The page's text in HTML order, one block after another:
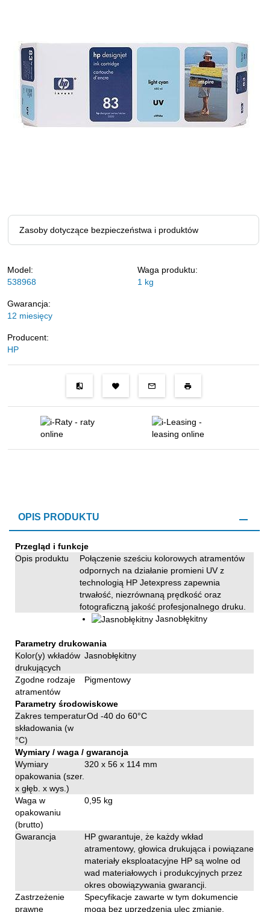
Zasoby dotyczące bezpieczeństwa i produktów
Model:
538968
Waga produktu:
1 kg
Gwarancja:
12 miesięcy
Producent:
HP
OPIS PRODUKTU
Przegląd i funkcje
Opis produktu
Połączenie sześciu kolorowych atramentów
odpornych na działanie promieni UV z
technologią HP Jetexpress zapewnia
trwałość, niezrównaną prędkość oraz
fotograficzną jakość profesjonalnego druku.
Jasnobłękitny
Parametry drukowania
Kolor(y) wkładów
drukujących
Jasnobłękitny
Zgodne rodzaje
atramentów
Pigmentowy
Parametry środowiskowe
Zakres temperatur
składowania (w
°C)
Od -40 do 60°C
Wymiary / waga / gwarancja
Wymiary
opakowania (szer.
x głęb. x wys.)
320 x 56 x 114 mm
Waga w
opakowaniu
(brutto)
0,95 kg
Gwarancja
HP gwarantuje, że każdy wkład
atramentowy, głowica drukująca i powiązane
materiały eksploatacyjne HP są wolne od
wad materiałowych i produkcyjnych przez
okres obowiązywania gwarancji.
Zastrzeżenie
prawne
Specyfikacje zawarte w tym dokumencie
mogą bez uprzedzenia ulec zmianie.